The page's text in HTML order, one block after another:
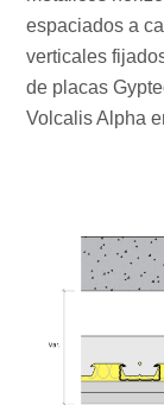
espaciados a
verticales
de placas
Volcalis Alpha